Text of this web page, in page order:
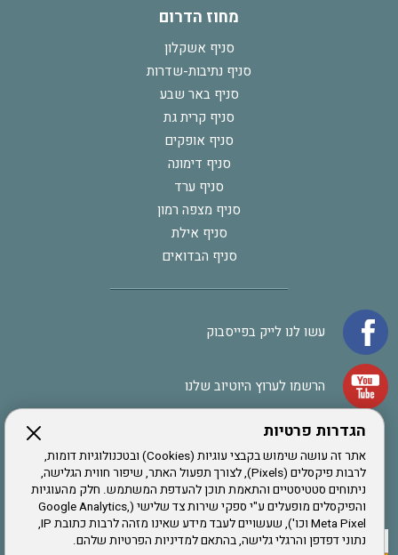
הגדרות פרטיות
אתר זה עושה שימוש בקבצי עוגיות (Cookies) ובטכנולוגיות דומות,
לרבות פיקסלים (Pixels), לצורך תפעול האתר, שיפור חווית הגלישה,
ניתוחים סטטיסטיים והתאמת תוכן להעדפת המשתמש. חלק מהעוגיות
והפיקסלים מופעלים ע"י ספקי שירות צד שלישי (Google Analytics,
Meta Pixel וכו'), שעשויים לעבד מידע שאינו מזהה לרבות כתובת IP,
נתוני דפדפן והרגלי גלישה, בהתאם למדיניות הפרטיות שלהם.
מחוז הדרום
סניף אשקלון
סניף נתיבות-שדרות
סניף באר שבע
סניף קרית גת
סניף אופקים
סניף דימונה
סניף ערד
סניף מצפה רמון
סניף אילת
סניף הבדואים
עשו לנו לייק בפייסבוק
הרשמו לערוץ היוטיוב שלנו
אתר צה"ל